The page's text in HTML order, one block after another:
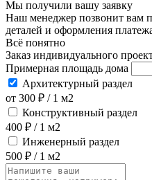
Мы получили вашу заявку
Наш менеджер позвонит вам
деталей и оформления
Всё понятно
Заказ индивидуального
Примерная площадь дома
Архитектурный раздел
от 300 ₽ / 1 м2
Конструктивный раздел
400 ₽ / 1 м2
Инженерный раздел
500 ₽ / 1 м2